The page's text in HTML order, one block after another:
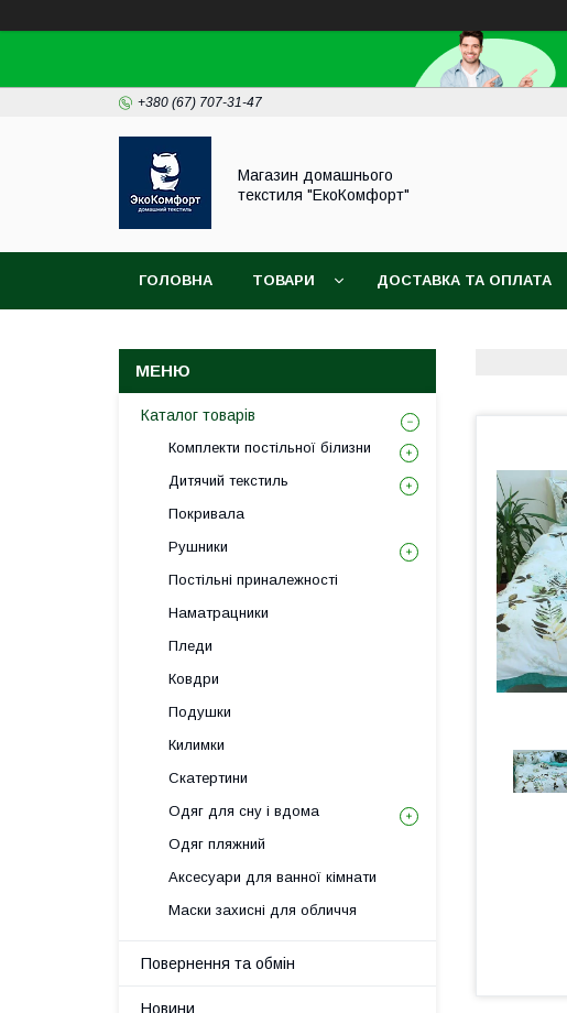
+380 (67) 707-31-47
Магазин домашнього
текстиля "ЕкоКомфорт"
ГОЛОВНА ТОВАРИ ДОСТАВКА ТА ОПЛАТА
Каталог товарів
Комплекти постільної білизни
Дитячий текстиль
Покривала
Рушники
Постільні приналежності
Наматрацники
Пледи
Ковдри
Подушки
Килимки
Скатертини
Одяг для сну і вдома
Одяг пляжний
Аксесуари для ванної кімнати
Маски захисні для обличчя
Повернення та обмін
Новини